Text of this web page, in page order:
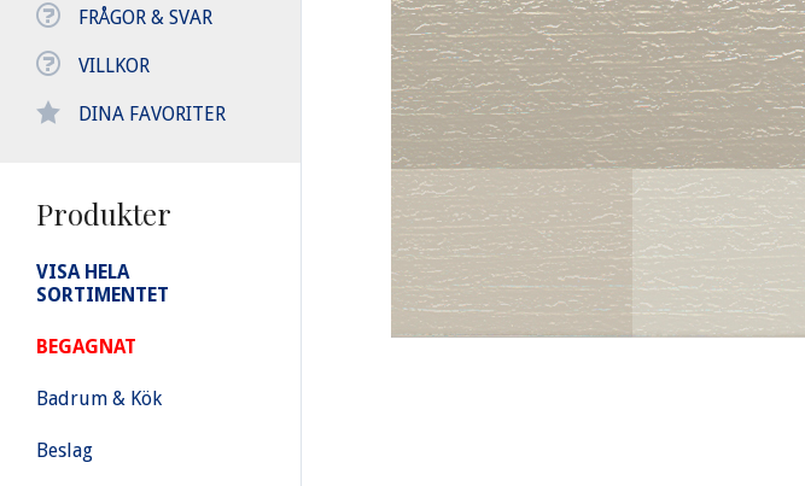
FRÅGOR & SVAR
VILLKOR
DINA FAVORITER
Produkter
VISA HELA
SORTIMENTET
BEGAGNAT
Badrum & Kök
Beslag